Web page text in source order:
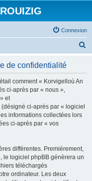
Connexion
de confidentialité
comment « Korvigelloù An
ci-après par « nous »,
et
ci-après par « logiciel
informations collectées lors
ci-après par « vos
différentes. Premièrement,
le logiciel phpBB génèrera un
téléchargés
ordinateur. Les deux